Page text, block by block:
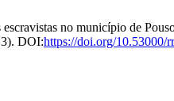
no município de
DOI:https://doi.org/10.53000/